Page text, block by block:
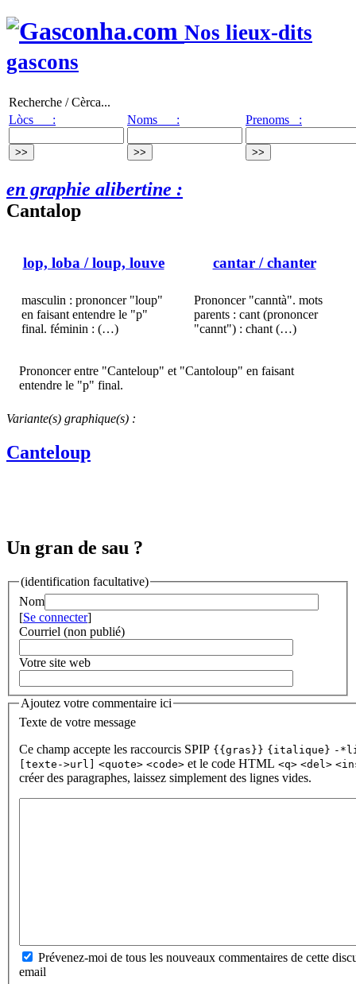
Nos lieux-dits
gascons
Recherche / Cèrca...
Lòcs :
Noms : Prenoms :
en graphie alibertine :
Cantalop
lop, loba/ loup, louve
masculin : prononcer "loup"
en faisant entendre le "p"
final. féminin : (…)
cantar/ chanter
Prononcer "canntà". mots
parents : cant (prononcer
"cannt") : chant (…)
Prononcer entre "Canteloup" et "Cantoloup" en faisant
entendre le "p" final.
Variante(s) graphique(s) :
Canteloup
Un gran de sau ?
(identification facultative)
Nom
[Se connecter]
Courriel (non publié)
Votre site web
Ajoutez votre commentaire ici
Texte de votre message
Ce champ accepte les raccourcis SPIP {{gras}} {italique} -
[texte->url] <quote> <code> et le code HTML <q> <del>
créer des paragraphes, laissez simplement des lignes vides.
Prévenez-moi de tous les nouveaux commentaires de cette
email